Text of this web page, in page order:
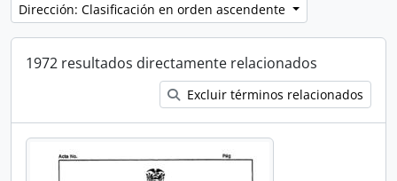
Dirección: Clasificación en orden ascendente
1972 resultados directamente relacionados
Excluir términos relacionados